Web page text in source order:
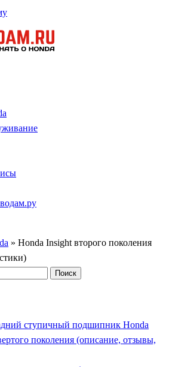
» Honda Insight второго поколения
ступичный подшипник Honda
поколения (описание, отзывы,